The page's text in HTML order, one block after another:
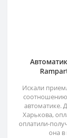
Искали
соотношению
автоматике.
Харькова,
оплатили-
она в